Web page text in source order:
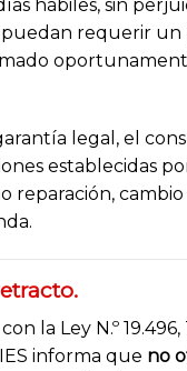
hábiles, sin
puedan requerir un
legal, el
establecidas
reparación,
la Ley N.º 19.496,
informa que no